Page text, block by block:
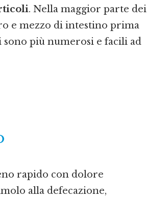
. Nella maggior parte dei
e mezzo di intestino prima
più numerosi e facili ad
rapido con dolore
alla defecazione,